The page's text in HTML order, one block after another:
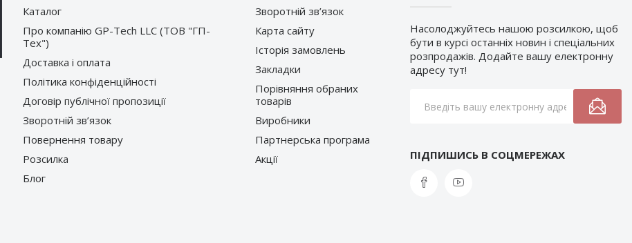
Каталог
Про компанію GP-Tech LLC (ТОВ "ГП-
Тех")
Доставка і оплата
Політика конфіденційності
Договір публічної пропозиції
Зворотній зв’язок
Повернення товару
Розсилка
Блог
Зворотній зв’язок
Карта сайту
Історія замовлень
Закладки
Порівняння обраних
товарів
Виробники
Партнерська програма
Акції
Насолоджуйтесь нашою розсилкою, щоб
бути в курсі останніх новин і спеціальних
розпродажів. Додайте вашу електронну
адресу тут!
ПІДПИШИСЬ В СОЦМЕРЕЖАХ